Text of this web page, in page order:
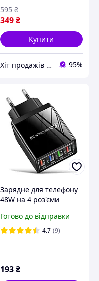
349₴
595 ₴
Купити
Хіт продажів ONC 95%
Зарядне для телефону
48W на 4 роз'єми
Зарядний для андроїд
iPhoneЗарядний
Готово до відправки
4.7 (9)
193₴